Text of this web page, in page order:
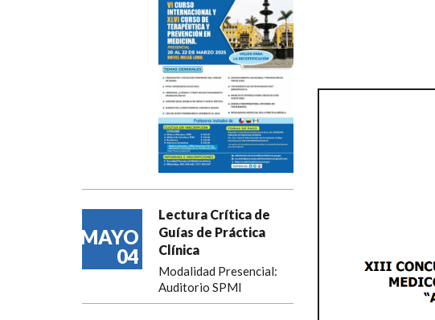
MAYO
04
Lectura Crítica de
Guías de Práctica
Clínica
Modalidad Presencial:
Auditorio SPMI